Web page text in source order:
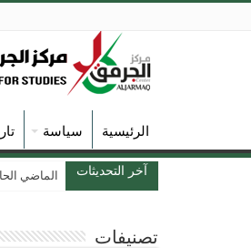
الرئيسية سياسة
آخر التحديثات الماضي
تصنيفات